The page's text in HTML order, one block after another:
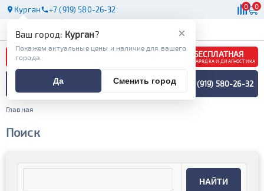
Курган +7 (919) 580-26-32 0 0
АКБ
БЕСПЛАТНАЯ
ЗАРЯДКА И ДИАГНОСТИКА
ПОДБОР АККУМУЛЯТОРА
СПЕЦИАЛИСТОМ +7 (919) 580-26-32
Главная
Поиск
НАЙТИ
×
Ваш город: Курган?
Покажем актуальные цены и наличие для вашего
города.
Да Сменить город